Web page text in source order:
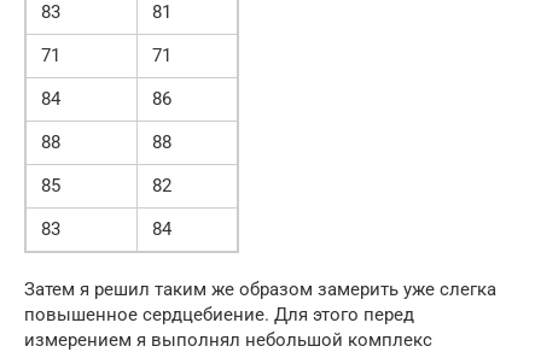
83
81
71
71
84
86
88
88
85
82
83
84
Затем я решил таким же образом замерить уже слегка
повышенное сердцебиение. Для этого перед
измерением я выполнял небольшой комплекс